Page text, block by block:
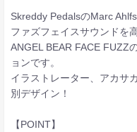
Skreddy PedalsのMarc
ファズフェイスサウンドを
ANGEL BEAR FACE FUZZ
ョンです。
イラストレーター、アカサ
別デザイン！
【POINT】